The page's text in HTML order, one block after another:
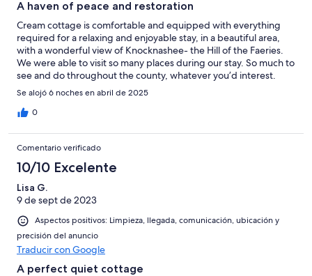
A haven of peace and restoration
Cream cottage is comfortable and equipped with everything
required for a relaxing and enjoyable stay, in a beautiful area,
with a wonderful view of Knocknashee- the Hill of the Faeries.
We were able to visit so many places during our stay. So much to
see and do throughout the county, whatever you’d interest.
Returning to the cottage each evening was lovely, sara was very
responsive to any queries before and during our stay.
Se alojó 6 noches en abril de 2025
0
Comentario verificado
10/10 Excelente
Lisa G.
9 de sept de 2023
Aspectos positivos: Limpieza, llegada, comunicación, ubicación y
precisión del anuncio
Traducir con Google
A perfect quiet cottage